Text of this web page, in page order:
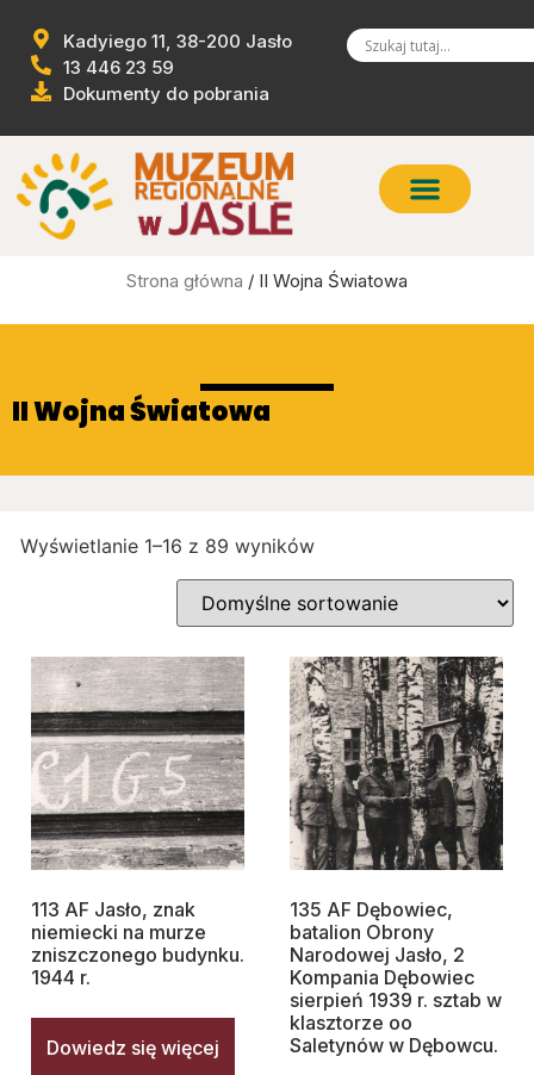
Kadyiego 11, 38-200 Jasło
13 446 23 59
Dokumenty do pobrania
Strona główna / II Wojna Światowa
II Wojna Światowa
Wyświetlanie 1–16 z 89 wyników
113 AF Jasło, znak
niemiecki na murze
zniszczonego budynku.
1944 r.
Dowiedz się więcej
135 AF Dębowiec,
batalion Obrony
Narodowej Jasło, 2
Kompania Dębowiec
sierpień 1939 r. sztab w
klasztorze oo
Saletynów w Dębowcu.